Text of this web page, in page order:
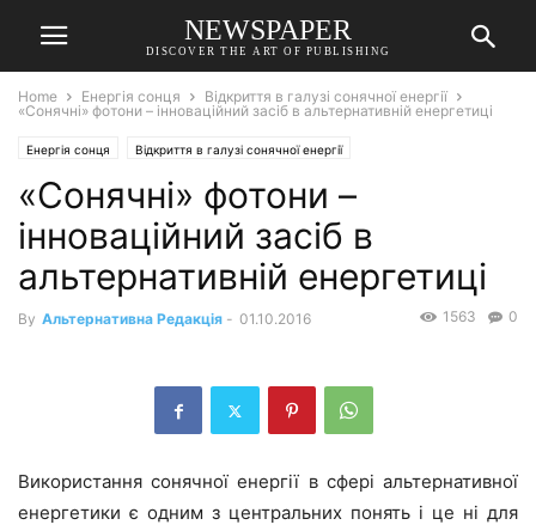
NEWSPAPER
DISCOVER THE ART OF PUBLISHING
Home Енергія сонця
Відкриття в галузі сонячної енергії
«Сонячні» фотони – інноваційний засіб в альтернативній енергетиці
Енергія сонця Відкриття в галузі сонячної енергії
«Сонячні» фотони –
інноваційний засіб в
альтернативній енергетиці
By Альтернативна Редакція - 01.10.2016 0
1563
Використання сонячної енергії в сфері альтернативної
енергетики є одним з центральних понять і це ні для